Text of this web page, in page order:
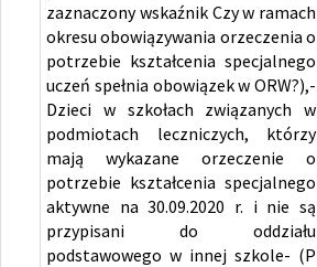
zaznaczony wskaźnik Czy w ramach
okresu obowiązywania orzeczenia o
potrzebie kształcenia specjalnego
uczeń spełnia obowiązek w ORW?),-
Dzieci w szkołach związanych w
podmiotach leczniczych, którzy
mają wykazane orzeczenie o
potrzebie kształcenia specjalnego
aktywne na 30.09.2020 r. i nie są
przypisani do oddziału
podstawowego w innej szkole- (P